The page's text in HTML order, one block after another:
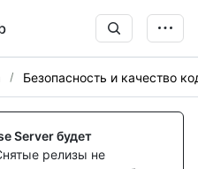
Безопасность и качество
Server будет
релизы не